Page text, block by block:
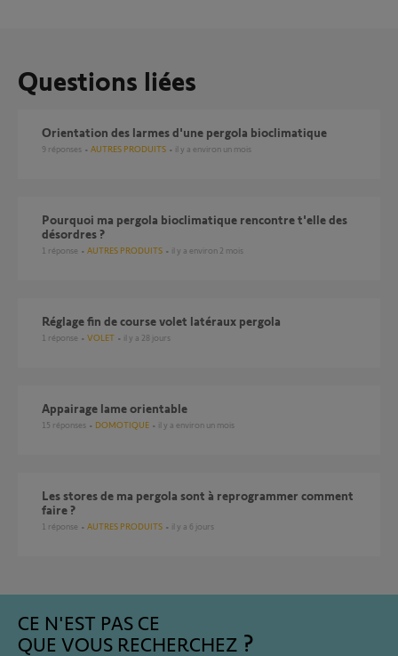
Questions liées
Orientation des larmes d'une pergola bioclimatique
9 réponses AUTRES PRODUITS il y a environ un mois
Pourquoi ma pergola bioclimatique rencontre t'elle des
désordres ?
1 réponse AUTRES PRODUITS il y a environ 2 mois
Réglage fin de course volet latéraux pergola
1 réponse VOLET il y a 28 jours
Appairage lame orientable
15 réponses DOMOTIQUE il y a environ un mois
les stores de ma pergola sont à reprogrammer comment
faire ?
1 réponse AUTRES PRODUITS il y a 6 jours
CE N'EST PAS CE
QUE VOUS RECHERCHEZ